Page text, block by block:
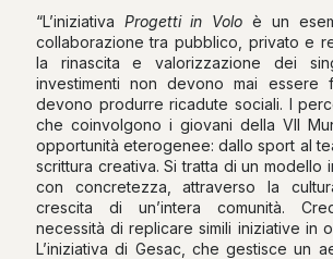
“L’iniziativa Progetti in Voloè un
collaborazione tra pubblico, privato e
la rinascita e valorizzazione dei
investimenti non devono mai essere
devono produrre ricadute sociali. I
che coinvolgono i giovani della VII
opportunità eterogenee: dallo sport al
scrittura creativa. Si tratta di un modello
con concretezza, attraverso la
crescita di un’intera comunità.
necessità di replicare simili iniziative in
L’iniziativa di Gesac, che gestisce un